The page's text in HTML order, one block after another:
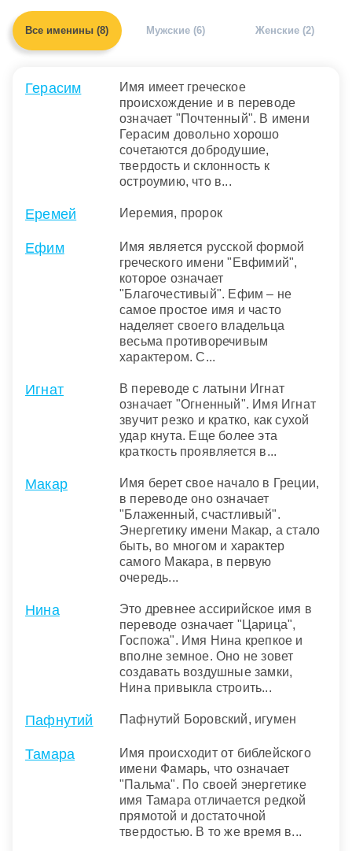
Все именины (8) Мужские (6) Женские (2)
Герасим
Имя имеет греческое
происхождение и в переводе
означает "Почтенный". В имени
Герасим довольно хорошо
сочетаются добродушие,
твердость и склонность к
остроумию, что в...
Еремей Иеремия, пророк
Ефим
Имя является русской формой
греческого имени "Евфимий",
которое означает
"Благочестивый". Ефим – не
самое простое имя и часто
наделяет своего владельца
весьма противоречивым
характером. С...
Игнат
В переводе с латыни Игнат
означает "Огненный". Имя Игнат
звучит резко и кратко, как сухой
удар кнута. Еще более эта
краткость проявляется в...
Макар
Имя берет свое начало в Греции,
в переводе оно означает
"Блаженный, счастливый".
Энергетику имени Макар, а стало
быть, во многом и характер
самого Макара, в первую
очередь...
Нина
Это древнее ассирийское имя в
переводе означает "Царица",
Госпожа". Имя Нина крепкое и
вполне земное. Оно не зовет
создавать воздушные замки,
Нина привыкла строить...
Пафнутий Пафнутий Боровский, игумен
Тамара
Имя происходит от библейского
имени Фамарь, что означает
"Пальма". По своей энергетике
имя Тамара отличается редкой
прямотой и достаточной
твердостью. В то же время в...